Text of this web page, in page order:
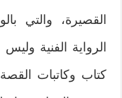
‬القصيرة،‮ ‬والتي
الرواية‮ ‬الفنية‮
كتاب وكاتبات